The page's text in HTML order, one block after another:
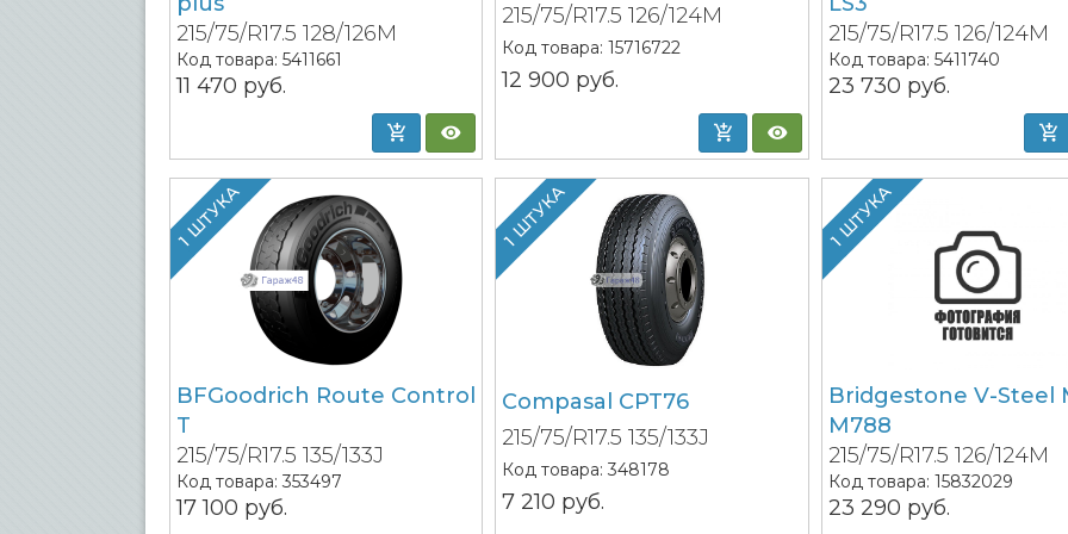
215/75/R17.5 128/126M
Код товара: 5411661
11 470 руб.
215/75/R17.5 126/124M
Код товара:15716722
12 900 руб.
215/75/R17.5 126/124M
Код товара: 5411740
23 730 руб.
1 ШТУКА
BFGoodrich Route Control
T
215/75/R17.5 135/133J
Код товара: 353497
17 100 руб.
1 ШТУКА
Compasal CPT76
215/75/R17.5 135/133J
Код товара:348178
7 210 руб.
1 ШТУКА
Bridgestone V-Steel
M788
215/75/R17.5 126/124M
Код товара: 15832029
23 290 руб.